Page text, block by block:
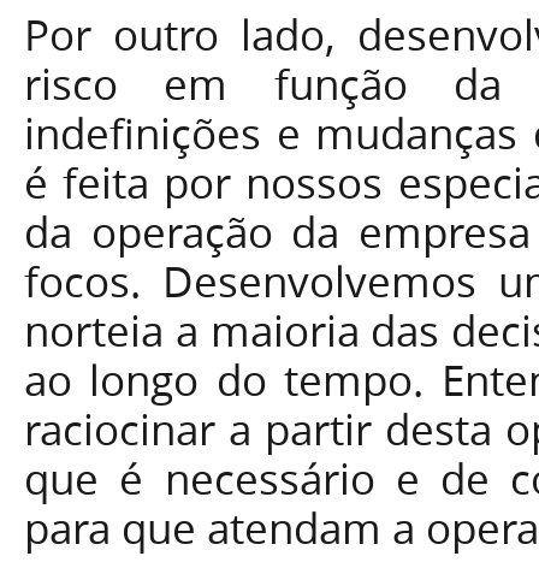
Por outro lado,
risco em função da
indefinições e
é feita por nossos
da operação da
focos. Desenvolvemos
norteia a maioria das
ao longo do tempo.
raciocinar a partir desta
que é necessário e de
para que atendam a